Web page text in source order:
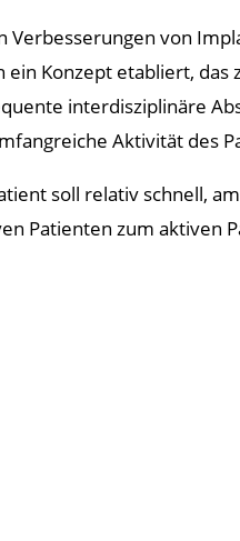
Verbesserungen von
ein Konzept etabliert,
interdisziplinäre
Aktivität des
soll relativ schnell,
Patienten zum aktiven